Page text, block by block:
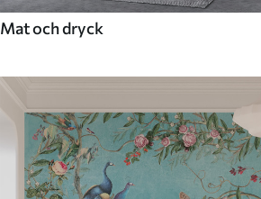
Mat och dryck